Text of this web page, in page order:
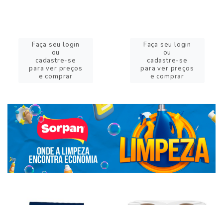
Faça seu login
ou
cadastre-se
para ver preços
e comprar
Faça seu login
ou
cadastre-se
para ver preços
e comprar